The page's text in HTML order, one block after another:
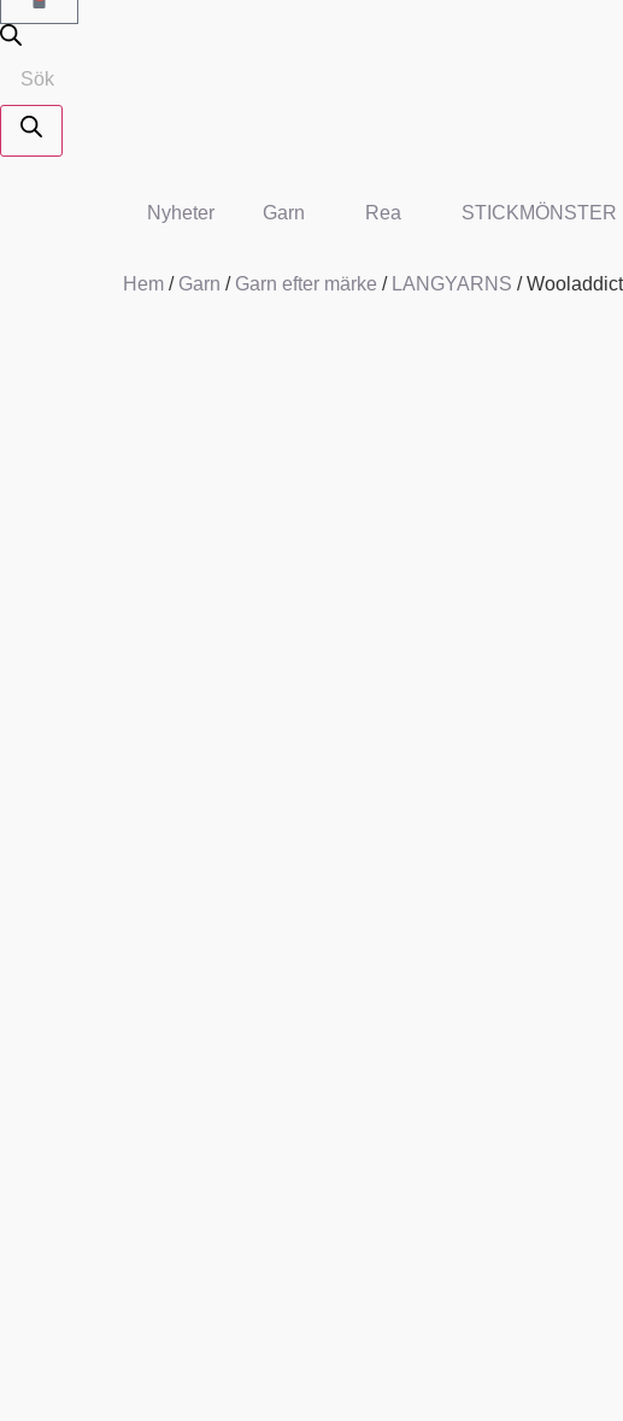
Nyheter Garn Rea STICKMÖNSTER
Hem / Garn / Garn efter märke / LANGYARNS /